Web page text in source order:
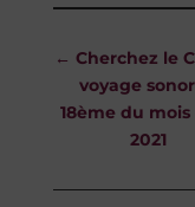
←Cherchez le
voyage
18ème du mois
2021